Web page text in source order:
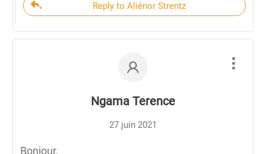
Reply to Aliénor Strentz
Ngama Terence
27 juin 2021
Bonjour,